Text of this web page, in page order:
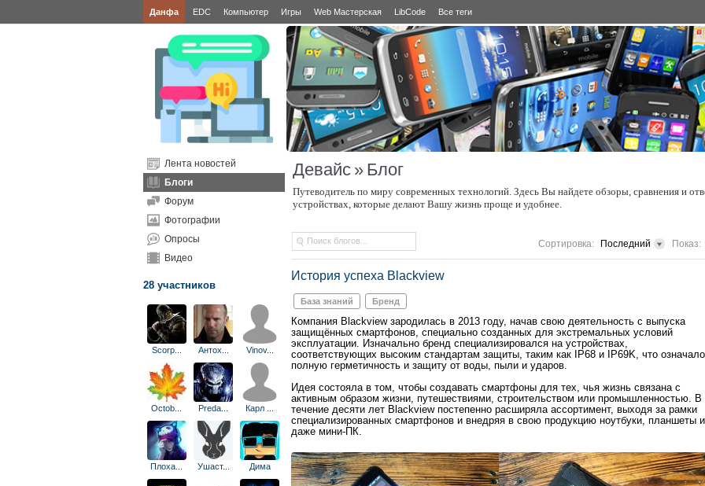
Данфа EDC Компьютер Игры Web Мастерская LibCode Все теги
Лента новостей
Блоги
Форум
Фотографии
Опросы
Видео
28 участников
Scorp... Антох Vinov...
Octob Preda Карл
Плоха Ушаст... Дима
Девайс » Блог
Путеводитель по миру современных технологий. Здесь Вы найдете обзоры, сравнения и
устройствах, которые делают Вашу жизнь проще и удобнее.
Сортировка: Последний Показ:
История успеха Blackview
База знаний Бренд
Компания Blackview зародилась в 2013 году, начав свою деятельность с выпуска
защищённых смартфонов, специально созданных для экстремальных условий
эксплуатации. Изначально бренд специализировался на устройствах,
соответствующих высоким стандартам защиты, таким как IP68 и IP69K, что означало
полную герметичность и защиту от воды, пыли и ударов.
Идея состояла в том, чтобы создавать смартфоны для тех, чья жизнь связана с
активным образом жизни, путешествиями, строительством или промышленностью. В
течение десяти лет Blackview постепенно расширяла ассортимент, выходя за рамки
специализированных смартфонов и внедряя в свою продукцию ноутбуки, планшеты и
даже мини-ПК.